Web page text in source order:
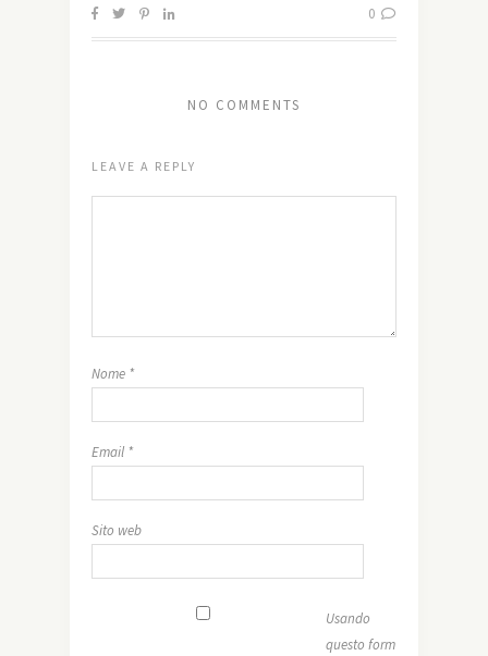
0
NO COMMENTS
LEAVE A REPLY
Nome *
Email *
Sito web
Usando
questo form